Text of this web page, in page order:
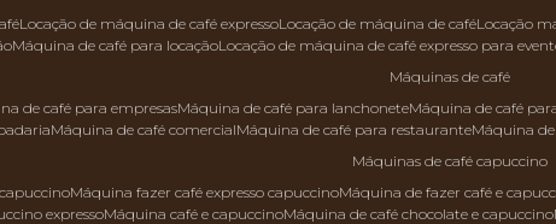
locação de máquina de café expresso locação de máquina de café locação
máquina de café para locação locação de máquina de café expresso para
máquinas de café
de café para empresas máquina de café para lanchonete máquina de café
máquina de café comercial máquina de café para restaurante máquina
máquinas de café capuccino
capuccino
máquina fazer café expresso capuccino máquina de fazer café e
expresso
máquina café e capuccino máquina de café chocolate e capuccino